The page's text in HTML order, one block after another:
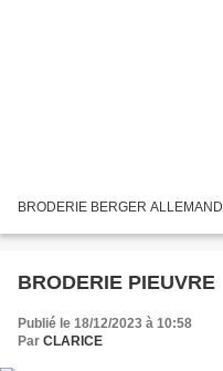
BRODERIE BERGER ALLEMAND
BRODERIE PIEUVRE
Publié le 18/12/2023 à 10:58
Par CLARICE